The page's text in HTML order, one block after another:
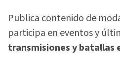
Publica contenido de
participa en eventos y
transmisiones y batallas